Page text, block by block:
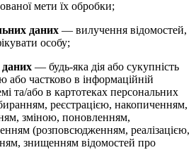
мети їх обробки;
даних — вилучення відомостей,
особу;
— будь-яка дія або сукупність
або частково в інформаційній
та/або в картотеках персональних
реєстрацією, накопиченням,
зміною, поновленням,
(розповсюдженням, реалізацією,
знищенням відомостей про